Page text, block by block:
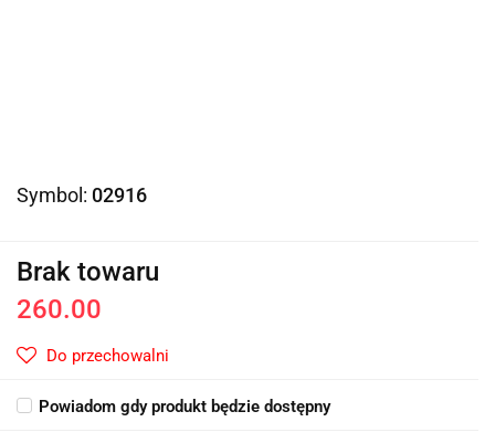
Symbol: 02916
Brak towaru
260.00
Do przechowalni
Powiadom gdy produkt będzie dostępny